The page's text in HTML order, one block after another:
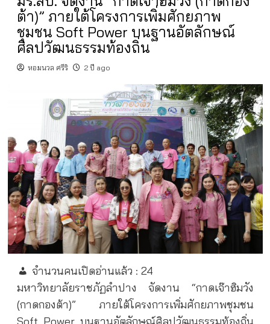
ต้า)” ภายใต้โครงการเพิ่มศักยภาพ
ชุมชน Soft Power บนฐานอัตลักษณ์
ศิลปวัฒนธรรมท้องถิ่น
หอมนวล ศรีริ 2 ปี ago
จำนวนคนเปิดอ่านแล้ว : 24
มหาวิทยาลัยราชภัฏลำปาง จัดงาน “กาดเจ๊าฮิมวัง
(กาดกองต้า)” ภายใต้โครงการเพิ่มศักยภาพชุมชน